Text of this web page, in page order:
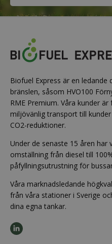
Biofuel Express är en
bränslen, såsom HVO100
RME Premium. Våra kunder
miljövänlig transport till
CO2-reduktioner.
Under de senaste 15 åren har
omställning från diesel till
påfyllningsutrustning för
Våra marknadsledande
från våra stationer i Sverige
dina egna tankar.